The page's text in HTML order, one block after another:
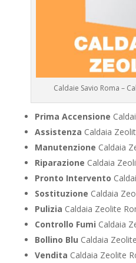
Caldaie Savio Roma –
Prima Accensione
Assistenza Caldaia
Manutenzione Caldaia
Riparazione Caldaia
Pronto Intervento
Sostituzione Caldaia
Pulizia Caldaia Zeolite
Controllo Fumi Caldaia
Bollino Blu Caldaia
Vendita Caldaia Zeolite